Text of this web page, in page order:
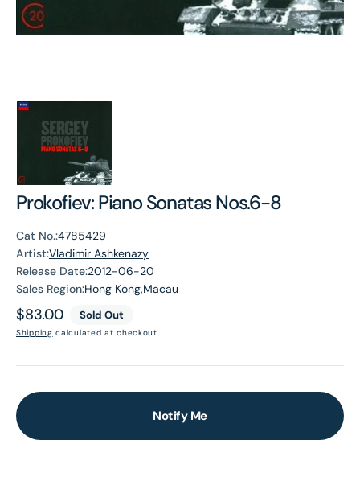
Prokofiev: Piano Sonatas Nos.6-8
Cat No.:4785429
Artist:Vladimir Ashkenazy
Release Date:2012-06-20
Sales Region:Hong Kong,Macau
Regular
price
$83.00 Sold Out
Shipping calculated at checkout.
Notify Me